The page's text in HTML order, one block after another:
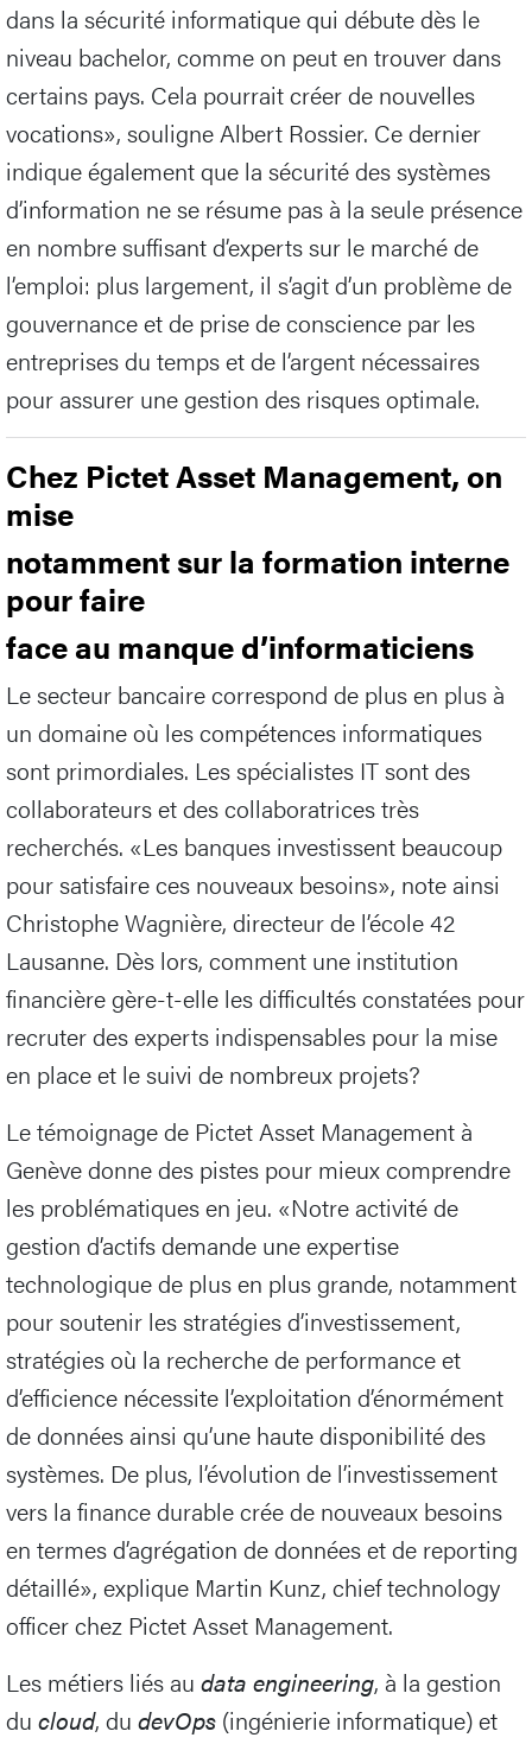
dans la sécurité informatique qui débute dès le
niveau bachelor, comme on peut en trouver dans
certains pays. Cela pourrait créer de nouvelles
vocations», souligne Albert Rossier. Ce dernier
indique également que la sécurité des systèmes
d’information ne se résume pas à la seule présence
en nombre suffisant d’experts sur le marché de
l’emploi: plus largement, il s’agit d’un problème de
gouvernance et de prise de conscience par les
entreprises du temps et de l’argent nécessaires
pour assurer une gestion des risques optimale.
Chez Pictet Asset Management, on
mise
notamment sur la formation interne
pour faire
face au manque d’informaticiens
Le secteur bancaire correspond de plus en plus à
un domaine où les compétences informatiques
sont primordiales. Les spécialistes IT sont des
collaborateurs et des collaboratrices très
recherchés. «Les banques investissent beaucoup
pour satisfaire ces nouveaux besoins», note ainsi
Christophe Wagnière, directeur de l’école 42
Lausanne. Dès lors, comment une institution
financière gère-t-elle les difficultés constatées pour
recruter des experts indispensables pour la mise
en place et le suivi de nombreux projets?
Le témoignage de Pictet Asset Management à
Genève donne des pistes pour mieux comprendre
les problématiques en jeu. «Notre activité de
gestion d’actifs demande une expertise
technologique de plus en plus grande, notamment
pour soutenir les stratégies d’investissement,
stratégies où la recherche de performance et
d’efficience nécessite l’exploitation d’énormément
de données ainsi qu’une haute disponibilité des
systèmes. De plus, l’évolution de l’investissement
vers la finance durable crée de nouveaux besoins
en termes d’agrégation de données et de reporting
détaillé», explique Martin Kunz, chief technology
officer chez Pictet Asset Management.
Les métiers liés au data engineering, à la gestion
du cloud, du devOps (ingénierie informatique) et